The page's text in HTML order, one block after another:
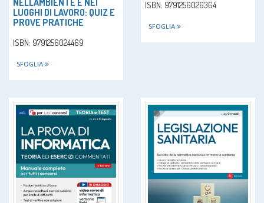
NELL'AMBIENTE E NEI
LUOGHI DI LAVORO: QUIZ E
PROVE PRATICHE
ISBN: 9791256024469
SFOGLIA
ISBN: 9791256026364
SFOGLIA